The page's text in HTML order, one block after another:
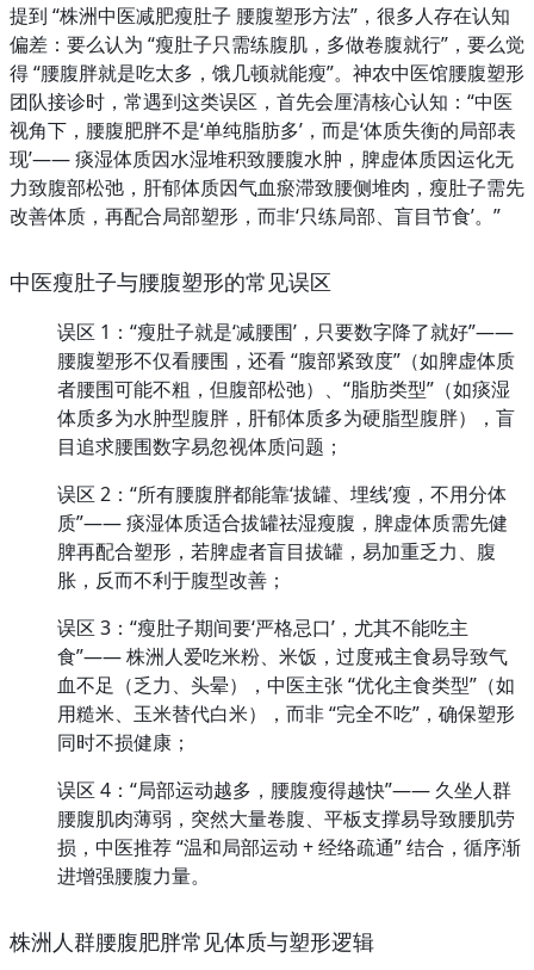
提到 “株洲中医减肥瘦肚子 腰腹塑形方法”，很多人存在认知
偏差：要么认为 “瘦肚子只需练腹肌，多做卷腹就行”，要么觉
得 “腰腹胖就是吃太多，饿几顿就能瘦”。神农中医馆腰腹塑形
团队接诊时，常遇到这类误区，首先会厘清核心认知：“中医
视角下，腰腹肥胖不是‘单纯脂肪多’，而是‘体质失衡的局部表
现’—— 痰湿体质因水湿堆积致腰腹水肿，脾虚体质因运化无
力致腹部松弛，肝郁体质因气血瘀滞致腰侧堆肉，瘦肚子需先
改善体质，再配合局部塑形，而非‘只练局部、盲目节食’。”
中医瘦肚子与腰腹塑形的常见误区
误区 1：“瘦肚子就是‘减腰围’，只要数字降了就好”——
腰腹塑形不仅看腰围，还看 “腹部紧致度”（如脾虚体质
者腰围可能不粗，但腹部松弛）、“脂肪类型”（如痰湿
体质多为水肿型腹胖，肝郁体质多为硬脂型腹胖），盲
目追求腰围数字易忽视体质问题；
误区 2：“所有腰腹胖都能靠‘拔罐、埋线’瘦，不用分体
质”—— 痰湿体质适合拔罐祛湿瘦腹，脾虚体质需先健
脾再配合塑形，若脾虚者盲目拔罐，易加重乏力、腹
胀，反而不利于腹型改善；
误区 3：“瘦肚子期间要‘严格忌口’，尤其不能吃主
食”—— 株洲人爱吃米粉、米饭，过度戒主食易导致气
血不足（乏力、头晕），中医主张 “优化主食类型”（如
用糙米、玉米替代白米），而非 “完全不吃”，确保塑形
同时不损健康；
误区 4：“局部运动越多，腰腹瘦得越快”—— 久坐人群
腰腹肌肉薄弱，突然大量卷腹、平板支撑易导致腰肌劳
损，中医推荐 “温和局部运动 + 经络疏通” 结合，循序渐
进增强腰腹力量。
株洲人群腰腹肥胖常见体质与塑形逻辑